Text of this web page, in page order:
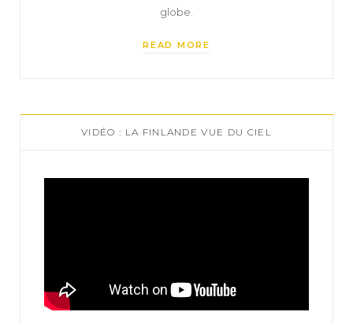
globe.
READ MORE
VIDÉO : LA FINLANDE VUE DU CIEL